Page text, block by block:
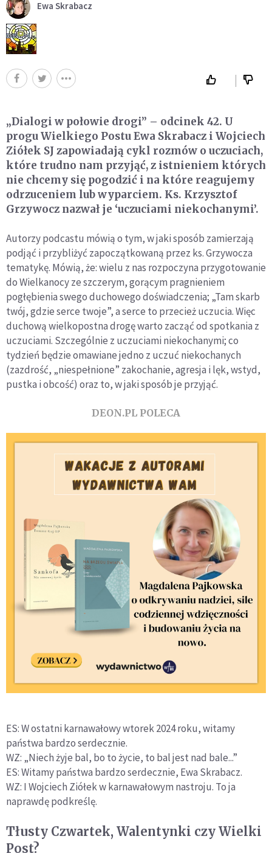
Ewa Skrabacz
„Dialogi w połowie drogi” – odcinek 42. U
progu Wielkiego Postu Ewa Skrabacz i Wojciech
Ziółek SJ zapowiadają cykl rozmów o uczuciach,
które trudno nam przyjąć, z istnieniem których
nie chcemy się pogodzić i na które reagujemy
odrzuceniem lub wyparciem. Ks. Krzysztof
Grzywocz nazwał je ‘uczuciami niekochanymi’.
Autorzy podcastu mówią o tym, w jaki sposób zamierzają
podjąć i przybliżyć zapoczątkowaną przez ks. Grzywocza
tematykę. Mówią, że: wielu z nas rozpoczyna przygotowanie
do Wielkanocy ze szczerym, gorącym pragnieniem
pogłębienia swego duchowego doświadczenia; „Tam skarb
twój, gdzie serce twoje”, a serce to przecież uczucia. Więc
duchową wielkopostna drogę warto zacząć od spotkania z
uczuciami. Szczególnie z uczuciami niekochanymi; co
tydzień będzie omawiane jedno z uczuć niekochanych
(zazdrość, „niespełnione” zakochanie, agresja i lęk, wstyd,
pustka i obcość) oraz to, w jaki sposób je przyjąć.
DEON.PL POLECA
ES: W ostatni karnawałowy wtorek 2024 roku, witamy
państwa bardzo serdecznie.
WZ: „Niech żyje bal, bo to życie, to bal jest nad bale...”
ES: Witamy państwa bardzo serdecznie, Ewa Skrabacz.
WZ: I Wojciech Ziółek w karnawałowym nastroju. To ja
naprawdę podkreślę.
Tłusty Czwartek, Walentynki czy Wielki
Post?